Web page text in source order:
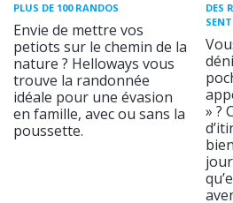
PLUS DE 100 RANDOS
Envie de mettre vos
petiots sur le chemin de la
nature ? Helloways vous
trouve la randonnée
idéale pour une évasion
en famille, avec ou sans la
poussette.
DES
» ?